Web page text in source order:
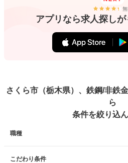
アプリなら求人探しが
さくら市（栃木県）、鉄鋼/非鉄
ら
条件を絞り込
職種
こだわり条件